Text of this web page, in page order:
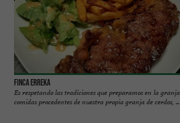
Finca Erreka
Es respetando las tradiciones que preparamos en la granja
comidas procedentes de nuestra propia granja de cerdos, ...